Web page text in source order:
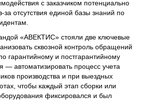
с заказчиком потенциально
за отсутствия единой базы знаний по
«АВЕКТИС» стояли две ключевые
сквозной контроль обращений
гарантийному и постгарантийному
— автоматизировать процесс учета
производства и при выездных
чтобы каждый этап сборки или
фиксировался и был